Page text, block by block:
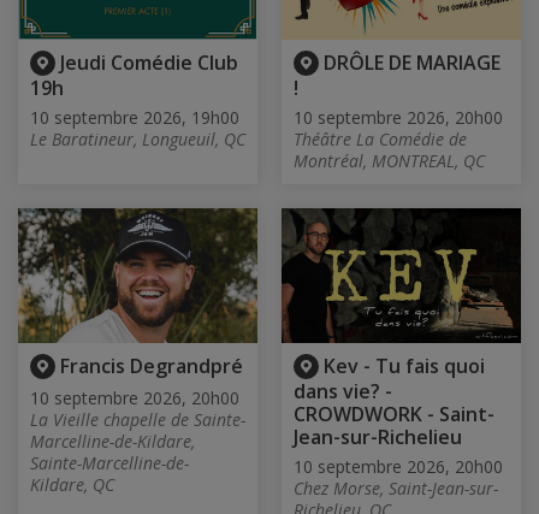
Jeudi Comédie Club
19h
10 septembre 2026, 19h00
Le Baratineur, Longueuil, QC
DRÔLE DE MARIAGE
!
10 septembre 2026, 20h00
Théâtre La Comédie de
Montréal, MONTREAL, QC
Francis Degrandpré
10 septembre 2026, 20h00
La Vieille chapelle de Sainte-
Marcelline-de-Kildare,
Sainte-Marcelline-de-
Kildare, QC
Kev - Tu fais quoi
dans vie? -
CROWDWORK - Saint-
Jean-sur-Richelieu
10 septembre 2026, 20h00
Chez Morse, Saint-Jean-sur-